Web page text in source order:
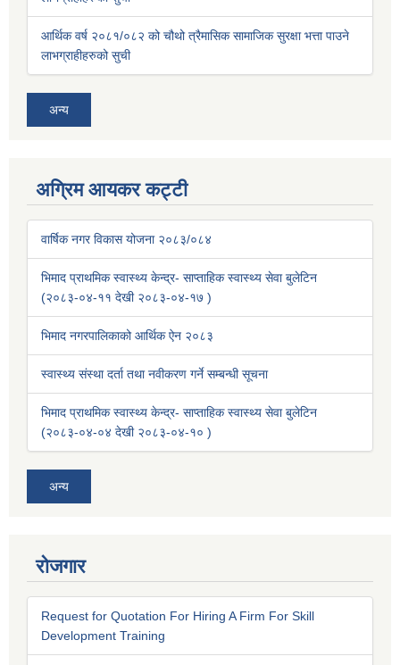
आर्थिक वर्ष २०८१/०८२ को चौथो त्रैमासिक सामाजिक सुरक्षा भत्ता पाउने
लाभग्राहीहरुको सुची
अन्य
अग्रिम आयकर कट्टी
वार्षिक नगर विकास योजना २०८३/०८४
भिमाद प्राथमिक स्वास्थ्य केन्द्र- साप्ताहिक स्वास्थ्य सेवा बुलेटिन
(२०८३-०४-११ देखी २०८३-०४-१७ )
भिमाद नगरपालिकाको आर्थिक ऐन २०८३
स्वास्थ्य संस्था दर्ता तथा नवीकरण गर्ने सम्बन्धी सूचना
भिमाद प्राथमिक स्वास्थ्य केन्द्र- साप्ताहिक स्वास्थ्य सेवा बुलेटिन
(२०८३-०४-०४ देखी २०८३-०४-१० )
अन्य
रोजगार
Request for Quotation For Hiring A Firm For Skill
Development Training